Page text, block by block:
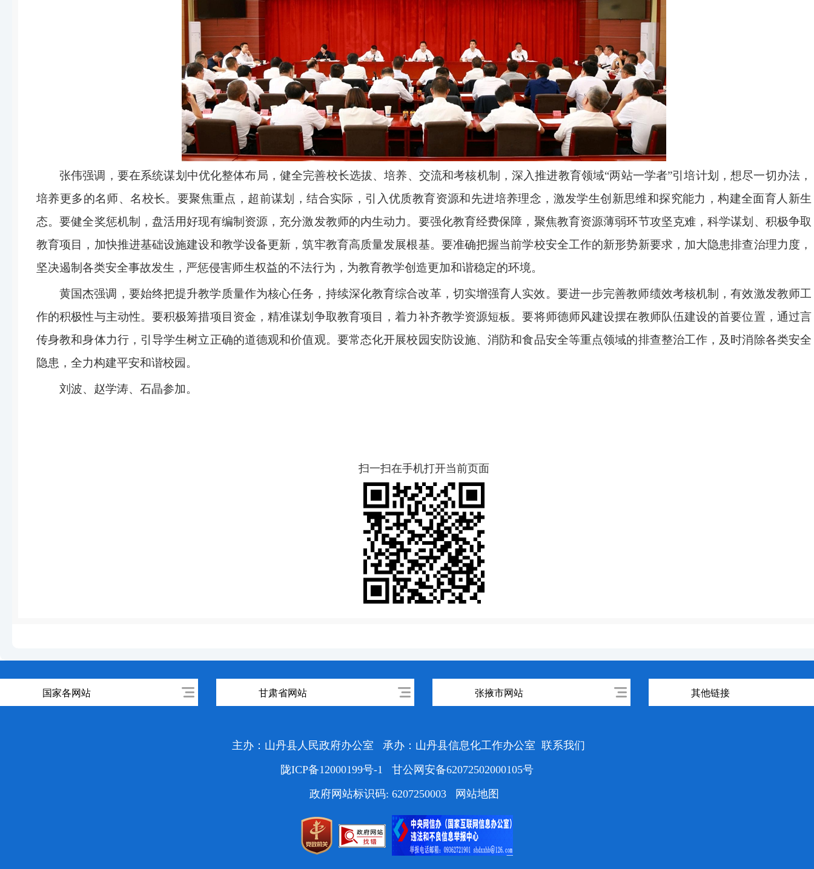
张伟强调，要在系统谋划中优化整体布局，健全完善校长选拔、培养、交流和考核机制，深入推进教育领域“两站一学者”引培计划，想尽一切办法，
培养更多的名师、名校长。要聚焦重点，超前谋划，结合实际，引入优质教育资源和先进培养理念，激发学生创新思维和探究能力，构建全面育人新生
态。要健全奖惩机制，盘活用好现有编制资源，充分激发教师的内生动力。要强化教育经费保障，聚焦教育资源薄弱环节攻坚克难，科学谋划、积极争取
教育项目，加快推进基础设施建设和教学设备更新，筑牢教育高质量发展根基。要准确把握当前学校安全工作的新形势新要求，加大隐患排查治理力度，
坚决遏制各类安全事故发生，严惩侵害师生权益的不法行为，为教育教学创造更加和谐稳定的环境。
黄国杰强调，要始终把提升教学质量作为核心任务，持续深化教育综合改革，切实增强育人实效。要进一步完善教师绩效考核机制，有效激发教师工
作的积极性与主动性。要积极筹措项目资金，精准谋划争取教育项目，着力补齐教学资源短板。要将师德师风建设摆在教师队伍建设的首要位置，通过言
传身教和身体力行，引导学生树立正确的道德观和价值观。要常态化开展校园安防设施、消防和食品安全等重点领域的排查整治工作，及时消除各类安全
隐患，全力构建平安和谐校园。
刘波、赵学涛、石晶参加。
扫一扫在手机打开当前页面
国家各网站 甘肃省网站 张掖市网站 其他链接
主办：山丹县人民政府办公室 承办：山丹县信息化工作办公室 联系我们
陇ICP备12000199号-1
甘公网安备62072502000105号
政府网站标识码: 6207250003
网站地图